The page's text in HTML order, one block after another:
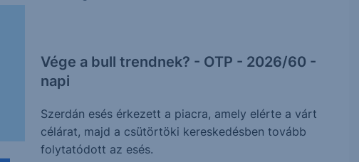
Vége a bull trendnek? - OTP - 2026/60 -
napi
Szerdán esés érkezett a piacra, amely elérte a várt
célárat, majd a csütörtöki kereskedésben tovább
folytatódott az esés.